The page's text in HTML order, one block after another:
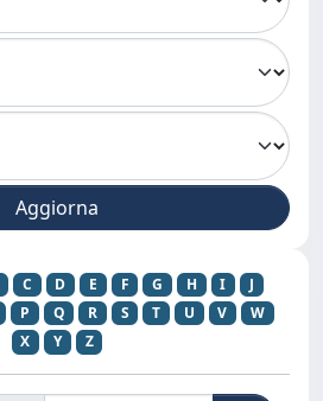
C D E F G H I
J
P Q R S T U V
W
X
Y Z